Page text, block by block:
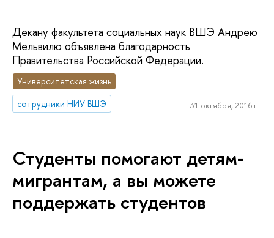
Декану факультета социальных наук ВШЭ Андрею
Мельвилю объявлена благодарность
Правительства Российской Федерации.
Университетская жизнь
сотрудники НИУ ВШЭ
31 октября, 2016 г.
Студенты помогают детям-
мигрантам, а вы можете
поддержать студентов